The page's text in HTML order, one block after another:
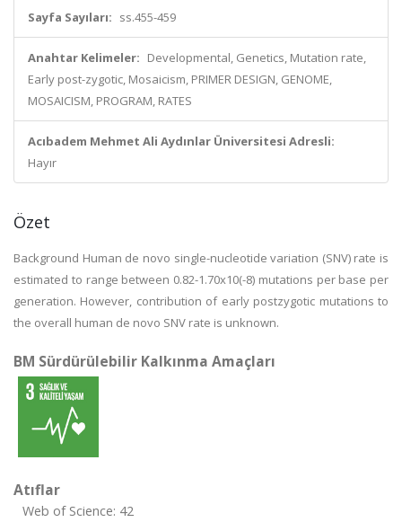
Sayfa Sayıları: ss.455-459
Anahtar Kelimeler: Developmental, Genetics, Mutation rate,
Early post-zygotic, Mosaicism, PRIMER DESIGN, GENOME,
MOSAICISM, PROGRAM, RATES
Acıbadem Mehmet Ali Aydınlar Üniversitesi Adresli:
Hayır
Özet
Background Human de novo single-nucleotide variation (SNV) rate is
estimated to range between 0.82-1.70x10(-8) mutations per base per
generation. However, contribution of early postzygotic mutations to
the overall human de novo SNV rate is unknown.
BM Sürdürülebilir Kalkınma Amaçları
Atıflar
Web of Science: 42